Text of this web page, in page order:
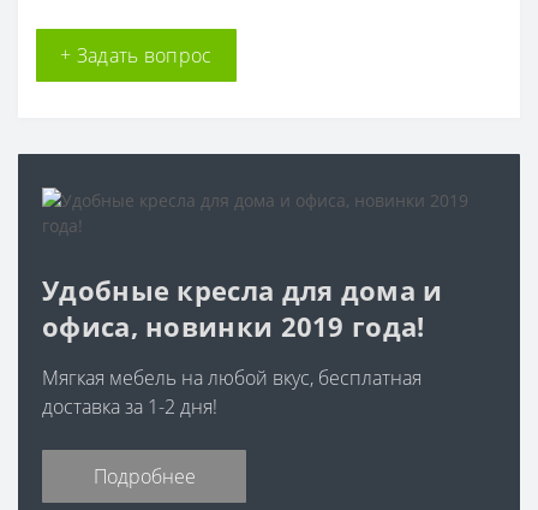
+ Задать вопрос
Удобные кресла для дома и
офиса, новинки 2019 года!
Мягкая мебель на любой вкус, бесплатная
доставка за 1-2 дня!
Подробнее